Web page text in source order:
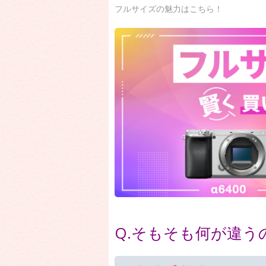
フルサイズの魅力はこちら！
Q.そもそも何が違う